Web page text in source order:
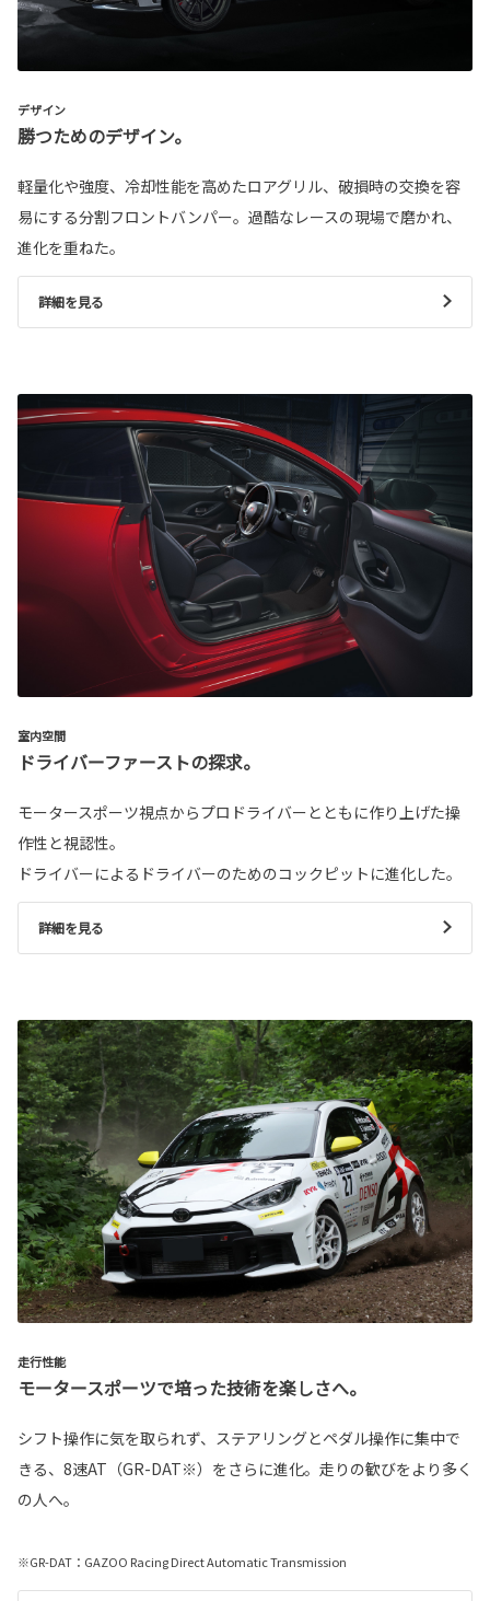
デザイン
勝つためのデザイン。
軽量化や強度、冷却性能を高めたロアグリル、破損時の交換を容
易にする分割フロントバンパー。過酷なレースの現場で磨かれ、
進化を重ねた。
詳細を見る
室内空間
ドライバーファーストの探求。
モータースポーツ視点からプロドライバーとともに作り上げた操
作性と視認性。
ドライバーによるドライバーのためのコックピットに進化した。
詳細を見る
走行性能
モータースポーツで培った技術を楽しさへ。
シフト操作に気を取られず、ステアリングとペダル操作に集中で
きる、8速AT（GR-DAT※）をさらに進化。走りの歓びをより多く
の人へ。
※GR-DAT：GAZOO Racing Direct Automatic Transmission